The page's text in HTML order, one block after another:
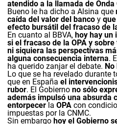
atendido a la llamada de Onda
Bueno le ha dicho a Alsina que
caída del valor del banco y
efecto bursátil del fracaso de
En cuanto al BBVA, hoy hay un
si el fracaso de la OPA y
ni siquiera las perspectivas
alguna consecuencia interna.
ha querido zanjar el debate. No
Lo que se ha revelado durante
que en España el
rubor. El Gobierno no sólo
además impulsó una absurda
entorpecer la OPA con
impuestas por la CNMC.
Sin embargo hoy el Gobierno